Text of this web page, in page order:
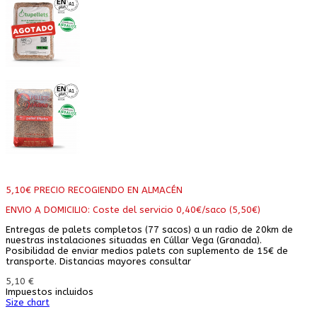
5,10€ PRECIO RECOGIENDO EN ALMACÉN
ENVIO A DOMICILIO: Coste del servicio 0,40€/saco (5,50€)
Entregas de palets completos (77 sacos) a un radio de 20km de
nuestras instalaciones situadas en Cúllar Vega (Granada).
Posibilidad de enviar medios palets con suplemento de 15€ de
transporte. Distancias mayores consultar
5,10 €
Impuestos incluidos
Size chart